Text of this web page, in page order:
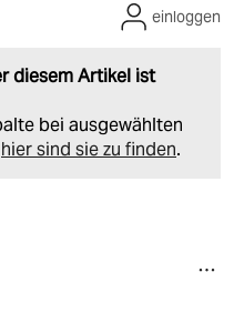
diesem Artikel ist
bei ausgewählten
hier sind sie zu finden.
einloggen